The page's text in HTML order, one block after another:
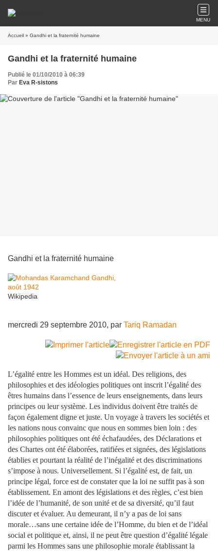
MENU
Accueil » Gandhi et la fraternité humaine
Gandhi et la fraternité humaine
Publié le 01/10/2010 à 06:39
Par Eva R-sistons
Gandhi et la fraternité humaine
Wikipedia
mercredi 29 septembre 2010, par Tariq Ramadan
L’égalité entre les Hommes est un idéal. Des religions, des
philosophies et des idéologies politiques ont inscrit l’égalité des
êtres humains dans l’essence de leurs enseignements, dans leurs
principes ou leur système. Les individus doivent être traités de
façon également digne et juste. Un voyage à travers les sociétés et
les nations nous convainc que nous en sommes bien loin : des
philosophies politiques ont été échafaudées, des Déclarations et
des Chartes ont été élaborées, ratifiées et signées, des législations
établies et pourtant la réalité de l’inégalité et des discriminations
s’impose à nous. Universellement. Si l’égalité est, de fait, un
principe légal, force est de constater que la loi ne suffit pas à son
établissement. En amont des législations et des règles, c’est bien
l’idée de l’humanité, de son unité et de sa diversité, qu’il faut
discuter et évaluer. Au demeurant, il n’y a pas de loi sans
morale…sans une certaine idée de l’Homme, du bien et de l’idéal
social et politique et, ainsi, il ne peut être question d’égalité légale
parmi les Hommes sans une philosophie morale établissant la